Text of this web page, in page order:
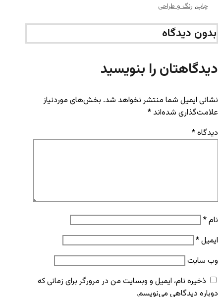
چاپ, رنگ و طراحی
بدون دیدگاه
دیدگاهتان را بنویسید
نشانی ایمیل شما منتشر نخواهد شد. بخش‌های موردنیاز
علامت‌گذاری شده‌اند *
دیدگاه*
نام*
ایمیل*
وب‌ سایت
ذخیره نام، ایمیل و وبسایت من در مرورگر برای زمانی که
دوباره دیدگاهی می‌نویسم.